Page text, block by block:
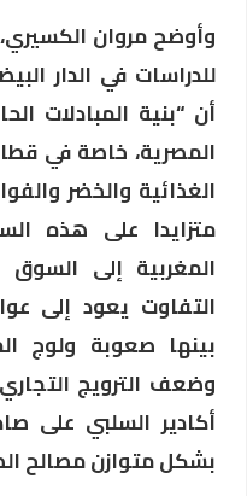
وأوضح مروان
للدراسات في الدار
أن “بنية المبادلات
المصرية، خاصة في
الغذائية والخضر
متزايدا على هذه
المغربية إلى
التفاوت يعود إلى
بينها صعوبة ولوج
وضعف الترويج
أكادير السلبي على
بشكل متوازن مصالح